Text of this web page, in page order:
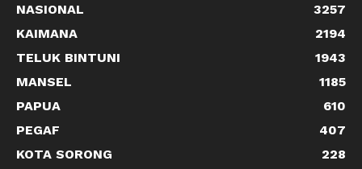
NASIONAL
3257
KAIMANA
2194
TELUK BINTUNI
1943
MANSEL
1185
PAPUA
610
PEGAF
407
KOTA SORONG
228